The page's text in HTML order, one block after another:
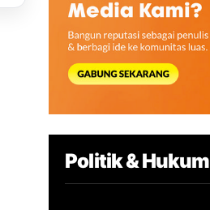
Politik & Hukum